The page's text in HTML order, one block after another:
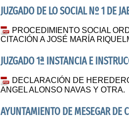
JUZGADO DE LO SOCIAL Nº 1 DE
PROCEDIMIENTO SOCIAL
CITACIÓN A JOSÉ MARÍA
JUZGADO 1ª INSTANCIA E
DECLARACIÓN DE
ANGEL ALONSO NAVAS Y OTRA.
AYUNTAMIENTO DE MESEGAR DE